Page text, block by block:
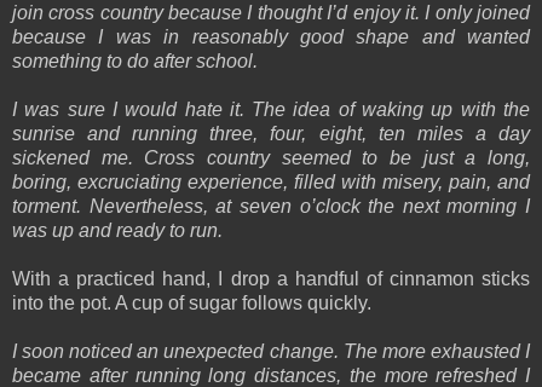
join cross country because I thought I’d enjoy it. I only joined
because I was in reasonably good shape and wanted
something to do after school.
I was sure I would hate it. The idea of waking up with the
sunrise and running three, four, eight, ten miles a day
sickened me. Cross country seemed to be just a long,
boring, excruciating experience, filled with misery, pain, and
torment. Nevertheless, at seven o’clock the next morning I
was up and ready to run.
With a practiced hand, I drop a handful of cinnamon sticks
into the pot. A cup of sugar follows quickly.
I soon noticed an unexpected change. The more exhausted I
became after running long distances, the more refreshed I